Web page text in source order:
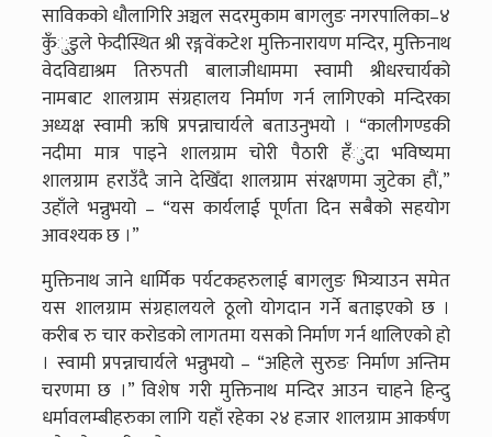
साविकको धौलागिरि अञ्चल सदरमुकाम बागलुङ नगरपालिका–४
कुँुडुले फेदीस्थित श्री रङ्गवेंकटेश मुक्तिनारायण मन्दिर, मुक्तिनाथ
वेदविद्याश्रम तिरुपती बालाजीधाममा स्वामी श्रीधरचार्यको
नामबाट शालग्राम संग्रहालय निर्माण गर्न लागिएको मन्दिरका
अध्यक्ष स्वामी ऋषि प्रपन्नाचार्यले बताउनुभयो । “कालीगण्डकी
नदीमा मात्र पाइने शालग्राम चोरी पैठारी हँुदा भविष्यमा
शालग्राम हराउँदै जाने देखिँदा शालग्राम संरक्षणमा जुटेका हौं,”
उहाँले भन्नुभयो – “यस कार्यलाई पूर्णता दिन सबैको सहयोग
आवश्यक छ ।”
मुक्तिनाथ जाने धार्मिक पर्यटकहरुलाई बागलुङ भित्र्याउन समेत
यस शालग्राम संग्रहालयले ठूलो योगदान गर्ने बताइएको छ ।
करीब रु चार करोडको लागतमा यसको निर्माण गर्न थालिएको हो
। स्वामी प्रपन्नाचार्यले भन्नुभयो – “अहिले सुरुङ निर्माण अन्तिम
चरणमा छ ।” विशेष गरी मुक्तिनाथ मन्दिर आउन चाहने हिन्दु
धर्मावलम्बीहरुका लागि यहाँ रहेका २४ हजार शालग्राम आकर्षण